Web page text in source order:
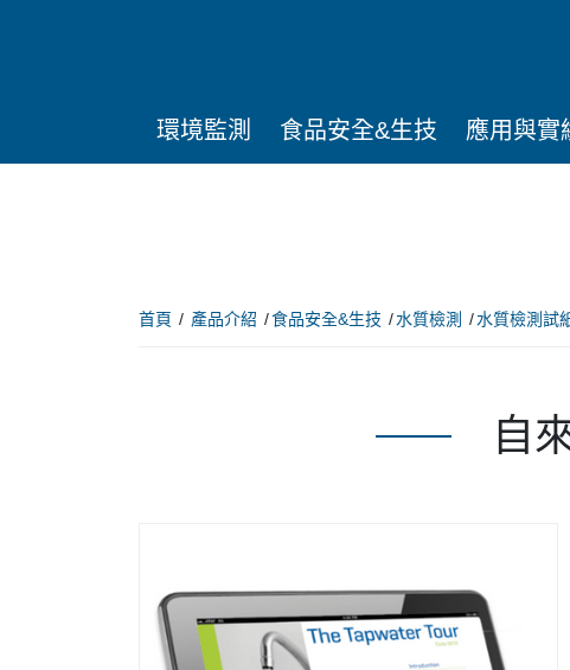
環境監測 食品安全&生技 應用與實
首頁 產品介紹 食品安全&生技 水質檢測 水質檢測試
自